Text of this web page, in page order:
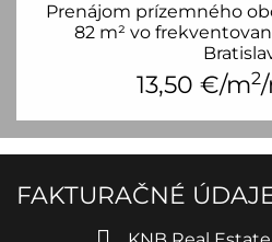
Prenájom prízemného
82 m² vo
13,50 €/m2
FAKTURAČNÉ